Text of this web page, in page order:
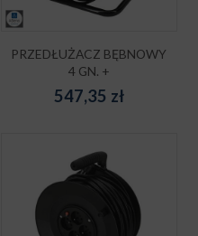
PRZEDŁUŻACZ BĘBNOWY
4 GN. +
547,35 zł